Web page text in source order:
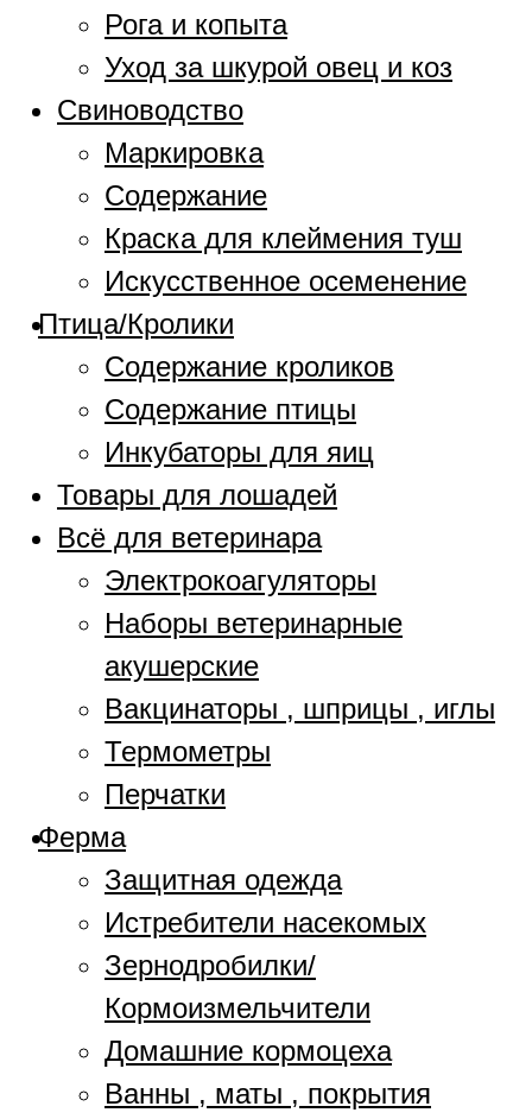
Рога и копыта
Уход за шкурой овец и коз
Свиноводство
Маркировка
Содержание
Краска для клеймения туш
Искусственное осеменение
Птица/Кролики
Содержание кроликов
Содержание птицы
Инкубаторы для яиц
Товары для лошадей
Всё для ветеринара
Электрокоагуляторы
Наборы ветеринарные
акушерские
Вакцинаторы , шприцы , иглы
Термометры
Перчатки
Ферма
Защитная одежда
Истребители насекомых
Зернодробилки/
Кормоизмельчители
Домашние кормоцеха
Ванны , маты , покрытия